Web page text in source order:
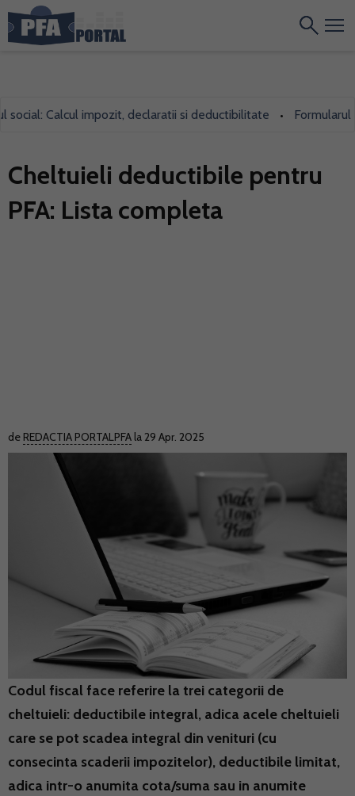
Calcul impozit, declaratii si deductibilitate • Formularul
Cheltuieli deductibile pentru
PFA: Lista completa
de REDACTIA PORTALPFA la 29 Apr. 2025
Codul fiscal face referire la trei categorii de
cheltuieli: deductibile integral, adica acele cheltuieli
care se pot scadea integral din venituri (cu
consecinta scaderii impozitelor), deductibile limitat,
adica intr-o anumita cota/suma sau in anumite